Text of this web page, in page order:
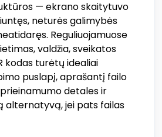
— ekrano skaitytuvo
neturės galimybės
Reguliuojamuose
valdžia, sveikatos
kodas turėtų idealiai
puslapį, aprašantį failo
detales ir
alternatyvą, jei pats failas